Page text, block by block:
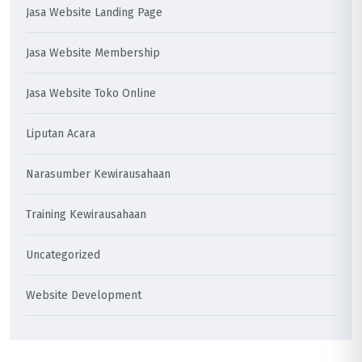
Jasa Website Landing Page
Jasa Website Membership
Jasa Website Toko Online
Liputan Acara
Narasumber Kewirausahaan
Training Kewirausahaan
Uncategorized
Website Development